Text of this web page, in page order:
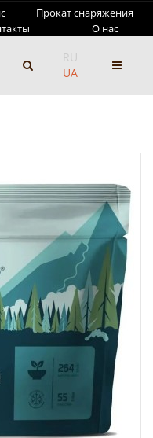
Прокат снаряжения
О нас
RU
UA